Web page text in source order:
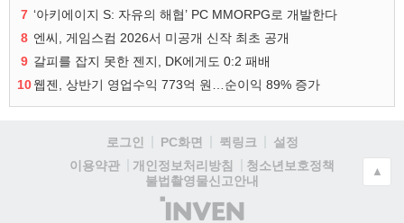
7 ‘아키에이지 S: 자유의 해협’ PC MMORPG로 개발한다
8 엔씨, 게임스컴 2026서 미공개 신작 최초 공개
9 갈피를 잡지 못한 젠지, DK에게도 0:2 패배
10웹젠, 상반기 영업수익 773억 원…순이익 89% 증가
로그인 PC화면 퀵링크
설정
이용약관
개인정보처리방침
청소년보호정책
불법촬영물신고안내
(주)
▲